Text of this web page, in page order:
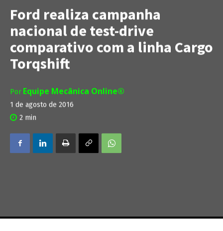
Ford realiza campanha
nacional de test-drive
comparativo com a linha Cargo
Torqshift
Por Equipe Mecânica Online®
1 de agosto de 2016
2 min